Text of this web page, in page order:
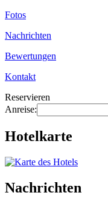
Fotos
Nachrichten
Bewertungen
Kontakt
Reservieren
Anreise:
Hotelkarte
Nachrichten